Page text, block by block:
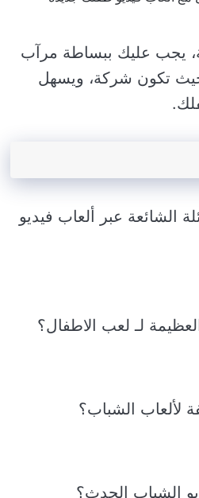
يجب عليك ببساطة مرآب
تكون شركة، ويسهل
الشائعة عبر ألعاب فيديو
لـ لعب الاطفال؟
لألعاب الشباب؟
الشباب الحدث؟